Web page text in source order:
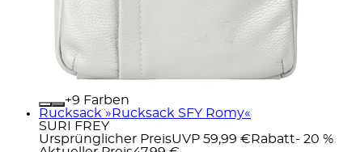
+
Farben
Rucksack »Rucksack SFY Romy«
SURI FREY
Ursprünglicher PreisUVP 59,99 € Rabatt- 20 %